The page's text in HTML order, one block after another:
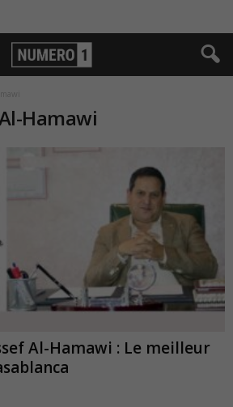
Hamawi
Al-Hamawi : Le meilleur